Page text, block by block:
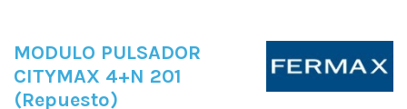
MODULO PULSADOR
CITYMAX 4+N 201
(Repuesto)